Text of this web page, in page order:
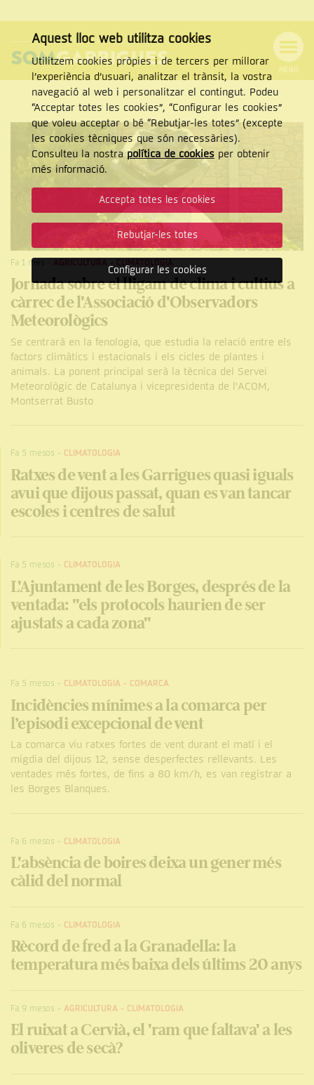
NAVEGACIÓ
MENÚ
Cercar
CERCAR
Fa 1 mes CLIMATOLOGIA
Jornada sobre el lligam de clima i cultius a
càrrec de l'Associació d'Observadors
Meteorològics
Se centrarà en la fenologia, que estudia la relació entre els
factors climàtics i estacionals i els cicles de plantes i
animals. La ponent principal serà la tècnica del Servei
Meteorològic de Catalunya i vicepresidenta de l'ACOM,
Montserrat Busto
Fa 5 mesos - CLIMATOLOGIA
Ratxes de vent a les Garrigues quasi iguals
avui que dijous passat, quan es van tancar
escoles i centres de salut
Fa 5 mesos - CLIMATOLOGIA
L'Ajuntament de les Borges, després de la
ventada: "els protocols haurien de ser
ajustats a cada zona"
Fa 5 mesos - CLIMATOLOGIA - COMARCA
Incidències mínimes a la comarca per
l’episodi excepcional de vent
La comarca viu ratxes fortes de vent durant el matí i el
migdia del dijous 12, sense desperfectes rellevants. Les
ventades més fortes, de fins a 80 km/h, es van registrar a
les Borges Blanques.
Fa 6 mesos - CLIMATOLOGIA
L'absència de boires deixa un gener més
càlid del normal
Fa 6 mesos - CLIMATOLOGIA
Rècord de fred a la Granadella: la
temperatura més baixa dels últims 20 anys
Fa 9 mesos - AGRICULTURA - CLIMATOLOGIA
El ruixat a Cervià, el 'ram que faltava' a les
oliveres de secà?
Aquest lloc web utilitza cookies
Utilitzem cookies pròpies i de tercers per millorar
l’experiència d’usuari, analitzar el trànsit, la vostra
navegació al web i personalitzar el contingut. Podeu
“Acceptar totes les cookies”, “Configurar les cookies”
que voleu acceptar o bé “Rebutjar-les totes” (excepte
les cookies tècniques que són necessàries).
Consulteu la nostrapolítica de cookiesper obtenir
més informació.
Accepta totes les cookies
Rebutjar-les totes
Configurar les cookies